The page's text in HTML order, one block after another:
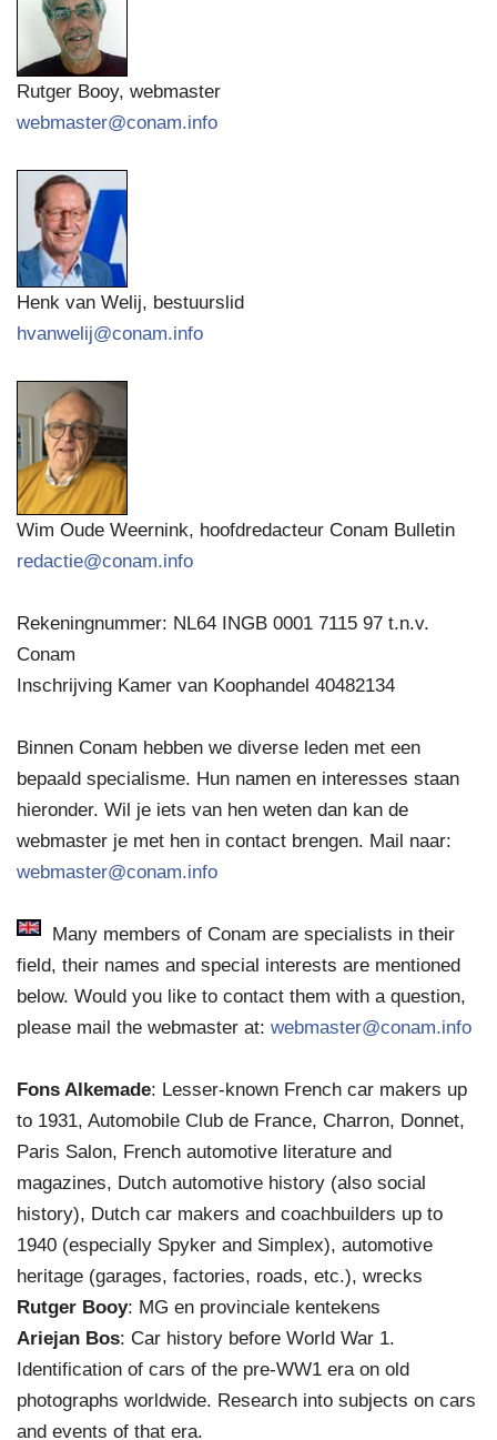
Rutger Booy, webmaster
webmaster@conam.info
Henk van Welij, bestuurslid
hvanwelij@conam.info
Wim Oude Weernink, hoofdredacteur Conam Bulletin
redactie@conam.info
Rekeningnummer: NL64 INGB 0001 7115 97 t.n.v.
Conam
Inschrijving Kamer van Koophandel 40482134
Binnen Conam hebben we diverse leden met een
bepaald specialisme. Hun namen en interesses staan
hieronder. Wil je iets van hen weten dan kan de
webmaster je met hen in contact brengen. Mail naar:
webmaster@conam.info
Many members of Conam are specialists in their
field, their names and special interests are mentioned
below. Would you like to contact them with a question,
please mail the webmaster at: webmaster@conam.info
Fons Alkemade: Lesser-known French car makers up
to 1931, Automobile Club de France, Charron, Donnet,
Paris Salon, French automotive literature and
magazines, Dutch automotive history (also social
history), Dutch car makers and coachbuilders up to
1940 (especially Spyker and Simplex), automotive
heritage (garages, factories, roads, etc.), wrecks
Rutger Booy: MG en provinciale kentekens
Ariejan Bos: Car history before World War 1.
Identification of cars of the pre-WW1 era on old
photographs worldwide. Research into subjects on cars
and events of that era.